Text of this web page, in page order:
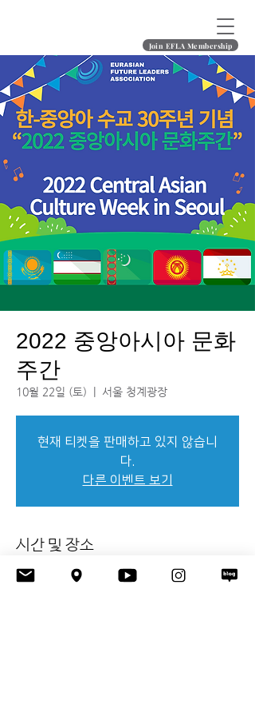
Join EFLA Membership
2022 중앙아시아 문화
주간
10월 22일 (토) 서울 청계광장
현재 티켓을 판매하고 있지 않습니
다.
다른 이벤트 보기
시간 및 장소
2022년 10월 22일 오전 11:00 – 2022년 10